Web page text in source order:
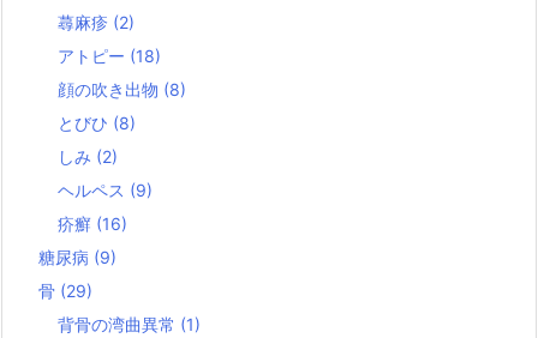
蕁麻疹 (2)
アトピー (18)
顔の吹き出物 (8)
とびひ (8)
しみ (2)
ヘルペス (9)
疥癬 (16)
糖尿病 (9)
骨 (29)
背骨の湾曲異常 (1)